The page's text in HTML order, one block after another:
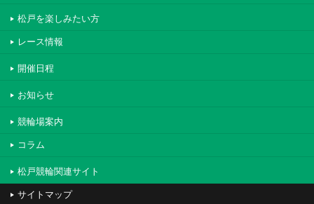
松戸を楽しみたい方
レース情報
開催日程
お知らせ
競輪場案内
コラム
松戸競輪関連サイト
サイトマップ